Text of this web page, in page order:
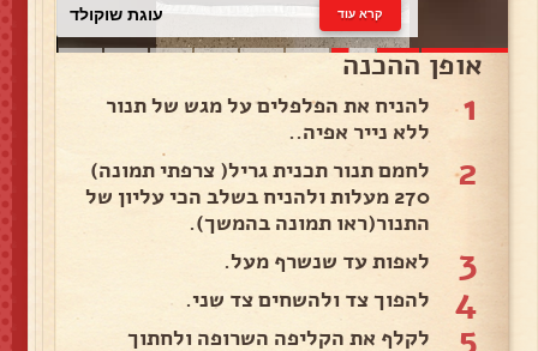
עוגת שוקולד קרא עוד
אופן ההכנה
1
להניח את הפלפלים על מגש של תנור
ללא נייר אפיה..
2
לחמם תנור תכנית גריל( צרפתי תמונה)
270 מעלות ולהניח בשלב הכי עליון של
התנור(ראו תמונה בהמשך).
3 לאפות עד שנשרף מעל.
4 להפוך צד ולהשחים צד שני.
5
לקלף את הקליפה השרופה ולחתוך